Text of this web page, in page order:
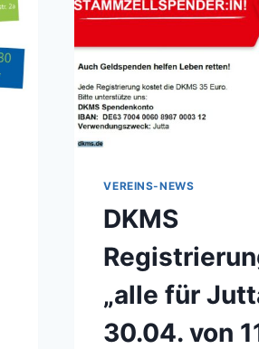
VEREINS-NEWS
DKMS
„alle für
30.04. von